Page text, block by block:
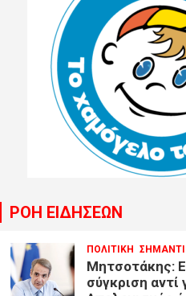
ΡΟΗ ΕΙΔΗΣΕΩΝ
ΠΟΛΙΤΙΚΗ
Μητσοτάκης:
σύγκριση αντί